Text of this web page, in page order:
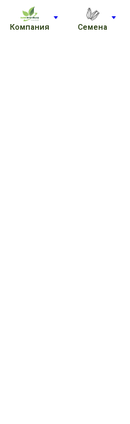
Компания Семена